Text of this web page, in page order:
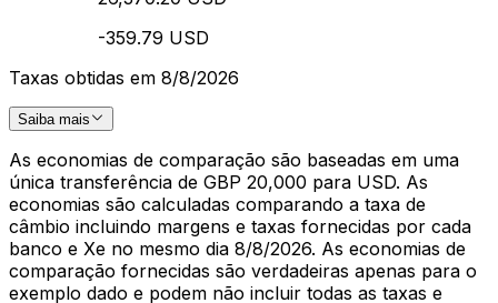
-359.79 USD
Taxas obtidas em 8/8/2026
Saiba mais
As economias de comparação são baseadas em uma
única transferência de GBP 20,000 para USD. As
economias são calculadas comparando a taxa de
câmbio incluindo margens e taxas fornecidas por cada
banco e Xe no mesmo dia 8/8/2026. As economias de
comparação fornecidas são verdadeiras apenas para o
exemplo dado e podem não incluir todas as taxas e